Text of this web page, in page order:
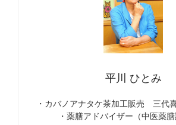
平川 ひとみ
・カバノアナタケ茶加工販売 三代
・薬膳アドバイザー（中医薬膳